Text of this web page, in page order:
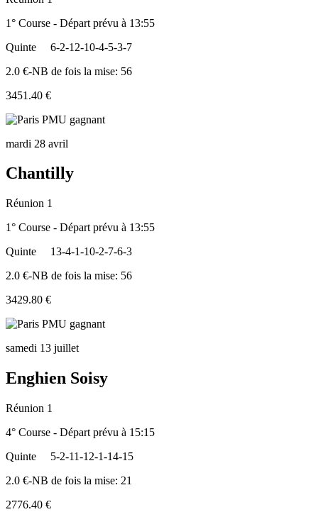
1° Course - Départ prévu à 13:55
Quinte
6-2-12-10-4-5-3-7
2.0 €-NB de fois la mise: 56
3451.40 €
mardi 28 avril
Chantilly
Réunion 1
1° Course - Départ prévu à 13:55
Quinte
13-4-1-10-2-7-6-3
2.0 €-NB de fois la mise: 56
3429.80 €
samedi 13 juillet
Enghien Soisy
Réunion 1
4° Course - Départ prévu à 15:15
Quinte
5-2-11-12-1-14-15
2.0 €-NB de fois la mise: 21
2776.40 €